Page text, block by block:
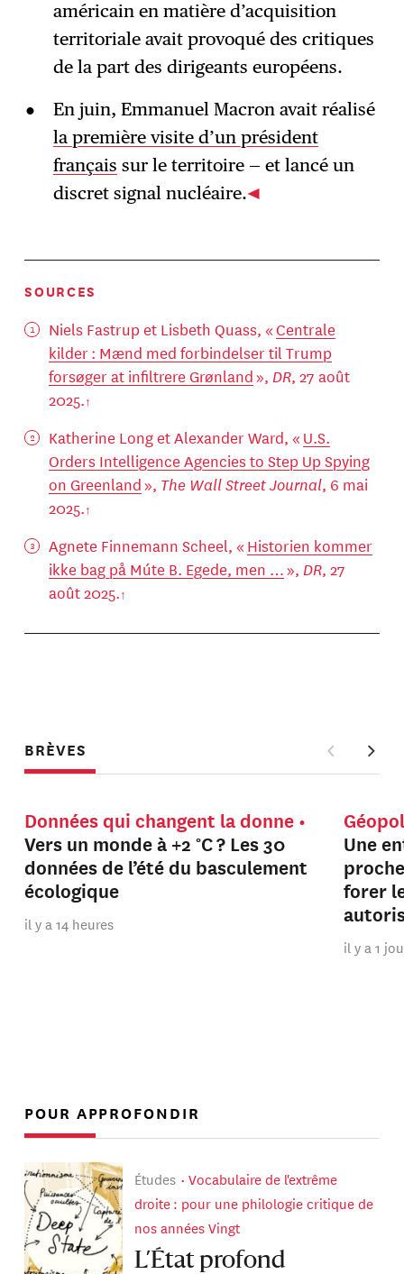
américain en matière d’acquisition
territoriale avait provoqué des critiques
de la part des dirigeants européens.
En juin, Emmanuel Macron avait réalisé
la première visite d’un président
français sur le territoire — et lancé un
discret signal nucléaire.
SOURCES
Niels Fastrup et Lisbeth Quass, «Centrale
kilder : Mænd med forbindelser til Trump
forsøger at infiltrere Grønland», DR, 27 août
2025.
Katherine Long et Alexander Ward, « U.S.
Orders Intelligence Agencies to Step Up Spying
on Greenland», The Wall Street Journal, 6 mai
2025.
Agnete Finnemann Scheel, « Historien kommer
ikke bag på Múte B. Egede, men …», DR, 27
août 2025.
BRÈVES
Données qui changent la donne
Vers un monde à +2 °C ? Les 30
données de l’été du basculement
écologique
il y a 14 heures
Une
forer
il y a 1
POUR APPROFONDIR
Études
Vocabulaire de l'extrême
droite : pour une philologie critique de
nos années Vingt
L’État profond